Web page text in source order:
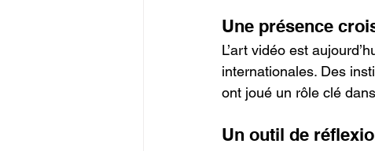
Une présence
L’art vidéo est
internationales. Des
ont joué un rôle clé
Un outil de